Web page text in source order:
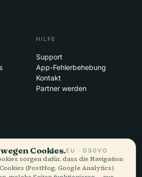
HILFE
Support
App-Fehlerbehebung
Kontakt
Partner werden
Cookies.EU · DSGVO
sorgen dafür, dass die Navigation
(PostHog, Google Analytics)